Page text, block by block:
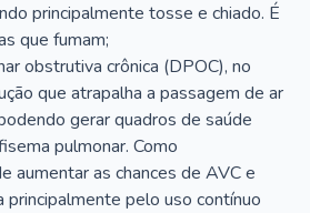
principalmente tosse e chiado. É
que fumam;
obstrutiva crônica (DPOC), no
que atrapalha a passagem de ar
gerar quadros de saúde
pulmonar. Como
aumentar as chances de AVC e
principalmente pelo uso contínuo